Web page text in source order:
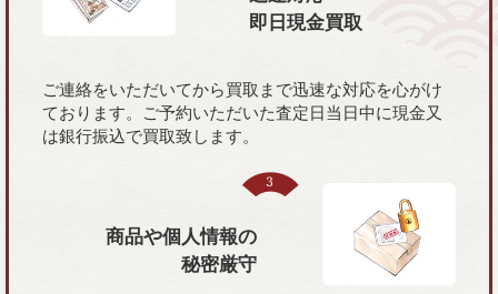
即日現金買取
ご連絡をいただいてから買取まで迅速な対応を心がけ
ております。ご予約いただいた査定日当日中に現金又
は銀行振込で買取致します。
商品や個人情報の
秘密厳守